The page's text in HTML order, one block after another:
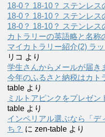
18-0？ 18-10？ ステンレス
18-0？ 18-10？ ステンレス
18-0？ 18-10？ ステンレス
カトラリーの英語略と名称
マイカトラリー紹介(2) ラ
リコ より
学生さんからメールが届き
今年のふるさと納税はカト
table より
ミルトアピンクをプレゼン
table より
インペリアル選ぶなら「デ
ち？ に zen-table より